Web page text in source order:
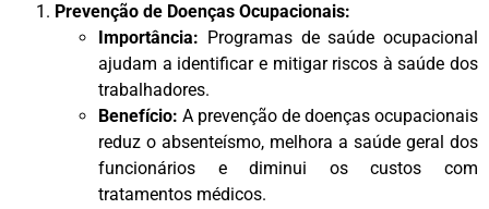
Prevenção de Doenças Ocupacionais:
Importância: Programas de saúde ocupacional
ajudam a identificar e mitigar riscos à saúde dos
trabalhadores.
Benefício: A prevenção de doenças ocupacionais
reduz o absenteísmo, melhora a saúde geral dos
funcionários e diminui os custos com
tratamentos médicos.